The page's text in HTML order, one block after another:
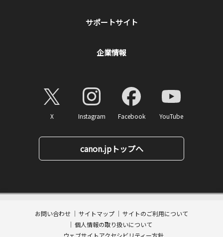
カートに入れる
サポートサイト
企業情報
X Instagram Facebook YouTube
canon.jpトップへ
お問い合わせ サイトマップ
サイトのご利用について
個人情報の取り扱いについて
ウェブサイトアクセシビリティー方針